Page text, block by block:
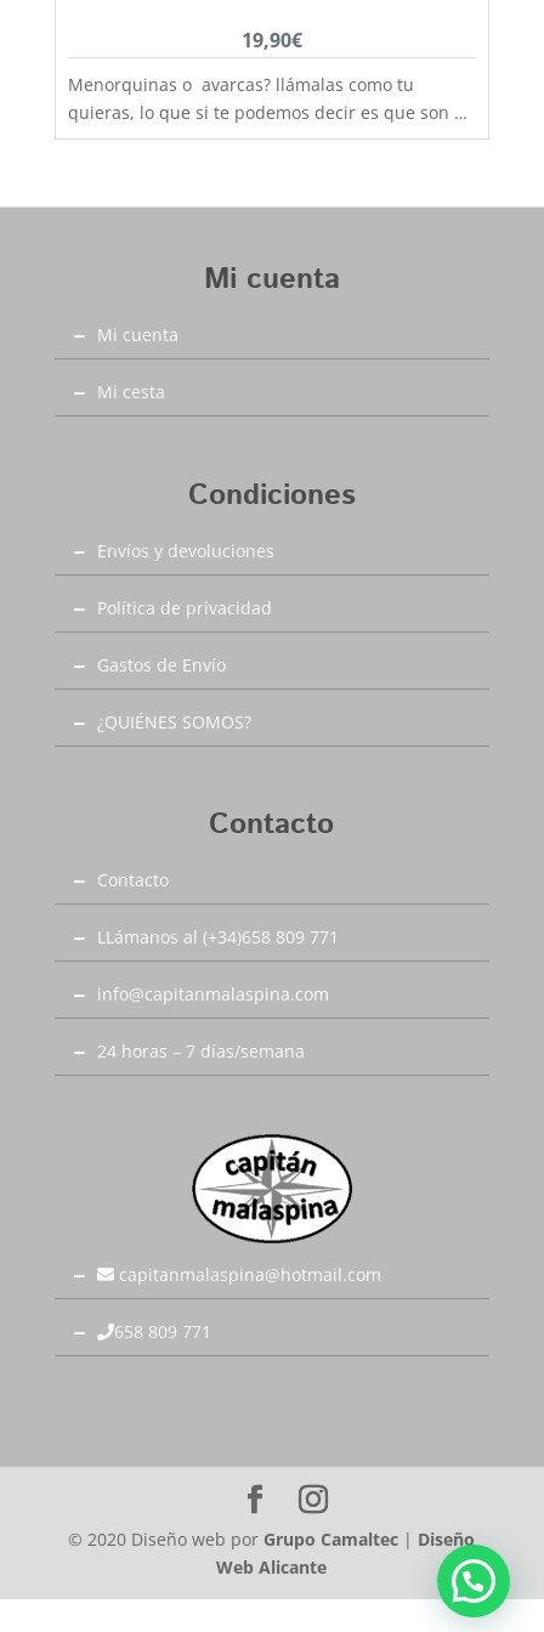
19,90€
Menorquinas o avarcas? llámalas como tu
quieras, lo que si te podemos decir es que son de
fabricación nacional y hechas por completo en
rango de tallas para poder calzar a los más
hermanas mayores, madres, padres, abuelos,
abuelas......... desde la talla 20 a la 46. Debes
tener en cuenta que las tallas no son muy
grandes y si tienes dudas entre dos número,
Mi cuenta
Mi cuenta
Mi cesta
Condiciones
Envíos y devoluciones
Política de privacidad
Gastos de Envío
¿QUIÉNES SOMOS?
Contacto
Contacto
LLámanos al (+34)658 809 771
info@capitanmalaspina.com
24 horas – 7 días/semana
capitanmalaspina@hotmail.com
658 809 771
© 2020 Diseño web por Grupo Camaltec | Diseño
Web Alicante